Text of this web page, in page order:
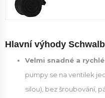
Hlavní výhody
Velmi snadné a
pumpy se na ventilek
silou), bez šroubování,